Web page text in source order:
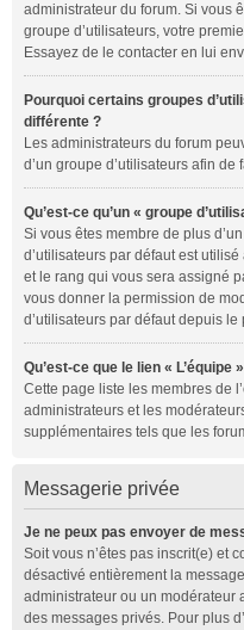
administrateur du forum. Si vous
groupe d’utilisateurs, votre
Essayez de le contacter en lui
Pourquoi certains groupes
différente ?
Les administrateurs du forum
d’un groupe d’utilisateurs afin
Qu’est-ce qu’un « groupe
Si vous êtes membre de plus
d’utilisateurs par défaut est
et le rang qui vous sera assigné
vous donner la permission de
d’utilisateurs par défaut depuis
Qu’est-ce que le lien « L’équipe
Cette page liste les membres de
administrateurs et les
supplémentaires tels que les
Messagerie privée
Je ne peux pas envoyer de
Soit vous n’êtes pas inscrit(e) et
désactivé entièrement la
administrateur ou un modérateur
des messages privés. Pour plus